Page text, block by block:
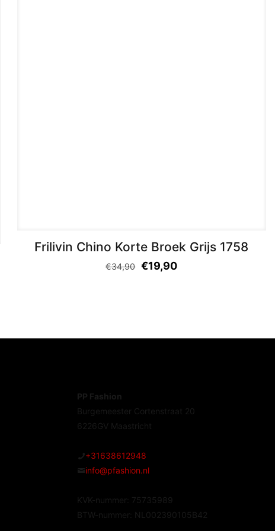
Frilivin Chino Korte Broek Grijs 1758
€34,90 €19,90
PP Fashion
Burgemeester Cortenstraat 20
6226GV Maastricht
+31638612948
info@pfashion.nl
KVK-nummer: 75735989
BTW-nummer: NL002390105B42